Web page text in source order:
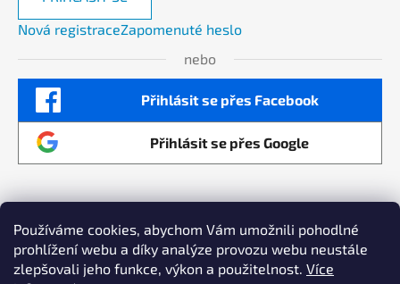
Používáme cookies, abychom Vám umožnili pohodlné
prohlížení webu a díky analýze provozu webu neustále
zlepšovali jeho funkce, výkon a použitelnost. Více
Nová registraceZapomenuté heslo
nebo
Přihlásit se přes Facebook
Přihlásit se přes Google
Maximalizujeme výkon vaší online reklamy a
zvyšujeme prodeje Copyright by AllSmart